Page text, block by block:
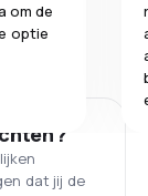
om de
optie
dat jij de